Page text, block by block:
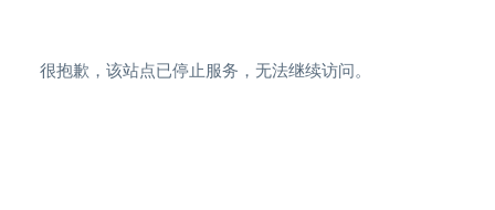
很抱歉，该站点已停止服务，无法继续访问。